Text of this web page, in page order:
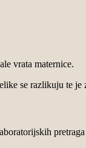
vrata maternice.
se razlikuju te